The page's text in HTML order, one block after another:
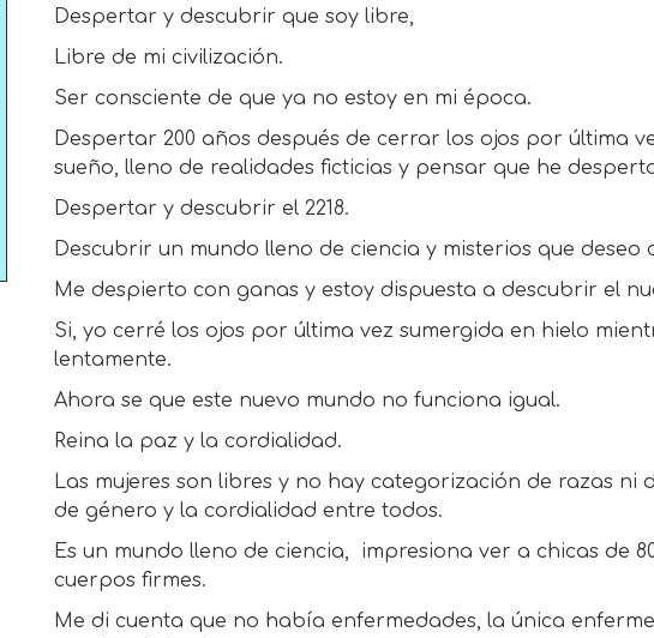
Despertar y descubrir que soy libre,
Libre de mi civilización.
Ser consciente de que ya no estoy en mi época.
Despertar 200 años después de cerrar los ojos por última
sueño, lleno de realidades ficticias y pensar que he
Despertar y descubrir el 2218.
Descubrir un mundo lleno de ciencia y misterios que deseo
Me despierto con ganas y estoy dispuesta a descubrir el
Si, yo cerré los ojos por última vez sumergida en hielo
lentamente.
Ahora se que este nuevo mundo no funciona igual.
Reina la paz y la cordialidad.
Las mujeres son libres y no hay categorización de razas
de género y la cordialidad entre todos.
Es un mundo lleno de ciencia, impresiona ver a chicas de
cuerpos firmes.
Me di cuenta que no había enfermedades, la única